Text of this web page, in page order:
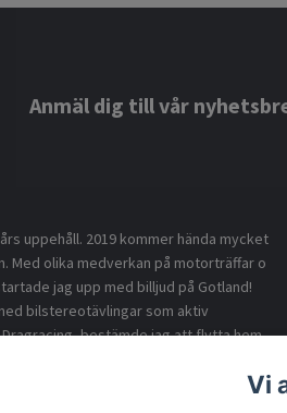
Anmäl dig till vår
uppehåll. 2019 kommer hända mycket
Med olika medverkan på motorträffar o
jag upp med billjud på Gotland!
bilstereotävlingar som aktiv
Dragracing, bestämde jag att flytta hem
sprutan o eldsjälen för byggandet avVi